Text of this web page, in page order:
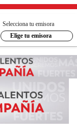
Selecciona tu emisora
Elige tu emisora